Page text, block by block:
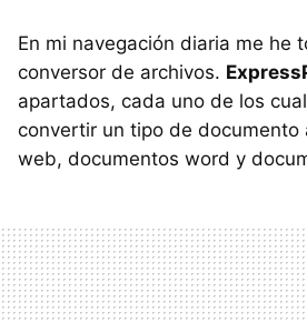
En mi navegación diaria me he
conversor de archivos.
apartados, cada uno de los
convertir un tipo de documento
web, documentos word y